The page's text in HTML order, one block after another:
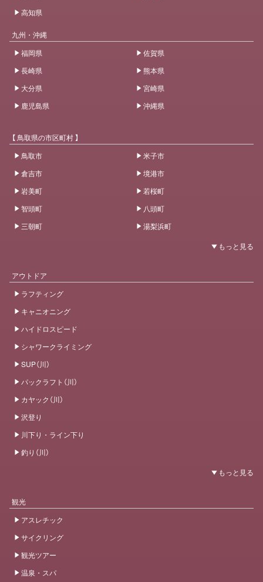
高知県
九州・沖縄
福岡県
佐賀県
長崎県
熊本県
大分県
宮崎県
鹿児島県
沖縄県
【 鳥取県の市区町村 】
鳥取市
米子市
倉吉市
境港市
岩美町
若桜町
智頭町
八頭町
三朝町
湯梨浜町
アウトドア
ラフティング
キャニオニング
ハイドロスピード
シャワークライミング
SUP（川）
パックラフト（川）
カヤック（川）
沢登り
川下り・ライン下り
釣り（川）
観光
アスレチック
サイクリング
観光ツアー
温泉・スパ